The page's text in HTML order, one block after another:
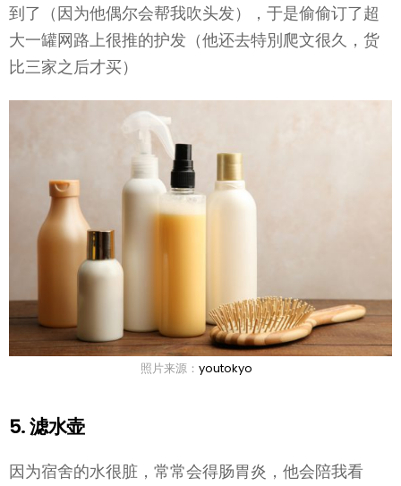
到了（因为他偶尔会帮我吹头发），于是偷偷订了超
大一罐网路上很推的护发（他还去特別爬文很久，货
比三家之后才买）
照片来源： youtokyo
5. 滤水壶
因为宿舍的水很脏，常常会得肠胃炎，他会陪我看